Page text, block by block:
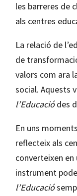
les barreres de
als centres
La relació de
de
valors com ara
social. Aquests
l’Educaciódes
En uns
reflecteix als
converteixen
instrument
l’Educació